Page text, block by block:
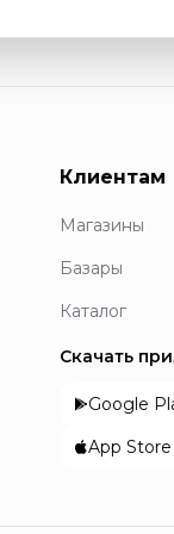
Клиентам
Магазины
Базары
Каталог
Скачать
Google
App Store